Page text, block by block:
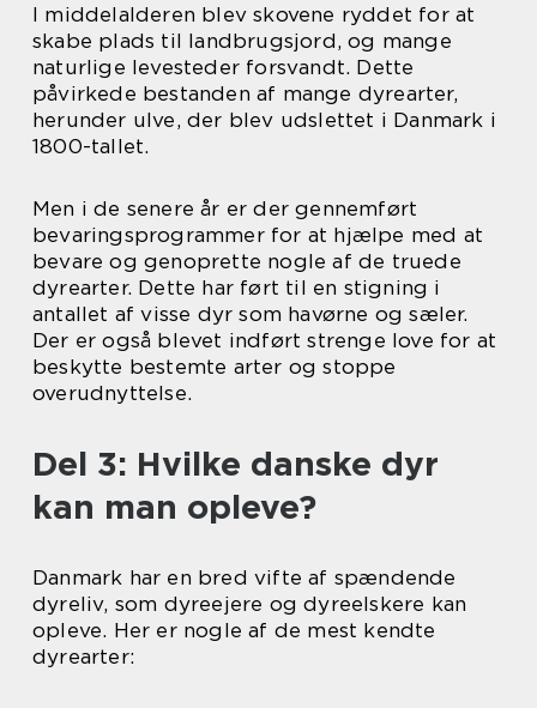
I middelalderen blev skovene ryddet for at
skabe plads til landbrugsjord, og mange
naturlige levesteder forsvandt. Dette
påvirkede bestanden af mange dyrearter,
herunder ulve, der blev udslettet i Danmark i
1800-tallet.
Men i de senere år er der gennemført
bevaringsprogrammer for at hjælpe med at
bevare og genoprette nogle af de truede
dyrearter. Dette har ført til en stigning i
antallet af visse dyr som havørne og sæler.
Der er også blevet indført strenge love for at
beskytte bestemte arter og stoppe
overudnyttelse.
Del 3: Hvilke danske dyr
kan man opleve?
Danmark har en bred vifte af spændende
dyreliv, som dyreejere og dyreelskere kan
opleve. Her er nogle af de mest kendte
dyrearter: